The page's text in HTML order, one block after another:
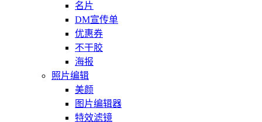
名片
DM宣传单
优惠券
不干胶
海报
照片编辑
美颜
图片编辑器
特效滤镜